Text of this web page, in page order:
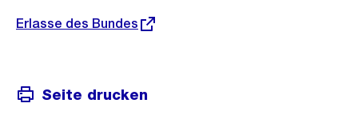
Externer
Erlasse des Bundes
Seite drucken